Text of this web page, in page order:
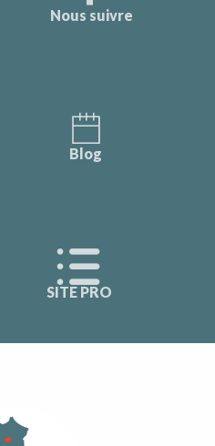
Nous suivre
Blog
SITE PRO